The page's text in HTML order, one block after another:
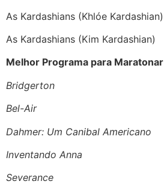
As Kardashians (Khlóe Kardashian)
As Kardashians (Kim Kardashian)
Melhor Programa para Maratonar
Bridgerton
Bel-Air
Dahmer: Um Canibal Americano
Inventando Anna
Severance